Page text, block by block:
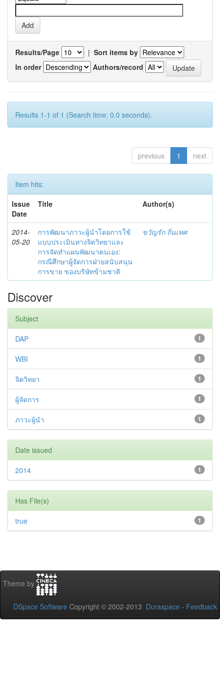
Results/Page | Sort items by
In order
Authors/record
Results 1-1 of 1 (Search time: 0.0 seconds).
previous 1 next
Item hits:
Issue
Date
Title Author(s)
2014-
05-20
การพัฒนาภาวะผู้นำโดยการใช้
แบบประเมินทางจิตวิทยาและ
การจัดทำแผนพัฒนาตนเอง:
กรณีศึกษาผู้จัดการฝ่ายสนับสนุน
การขาย ของบริษัทข้ามชาติ
ขวัญรัก ถิ่นเทศ
Discover
Subject
1
DAP
1
WBI
1
จิตวิทยา
1
ผู้จัดการ
1
ภาวะผู้นำ
Date issued
1
2014
Has File(s)
1
true
Theme by
DSpace Software Copyright © 2002-2013 Duraspace - Feedback